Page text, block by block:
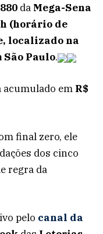
da Mega-Sena
(horário de
localizado na
São Paulo.
acumulado em R$
final zero, ele
dos cinco
regra da
pelo canal da